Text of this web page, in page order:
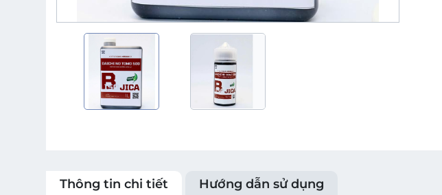
Thông tin chi tiết Hướng dẫn sử dụng